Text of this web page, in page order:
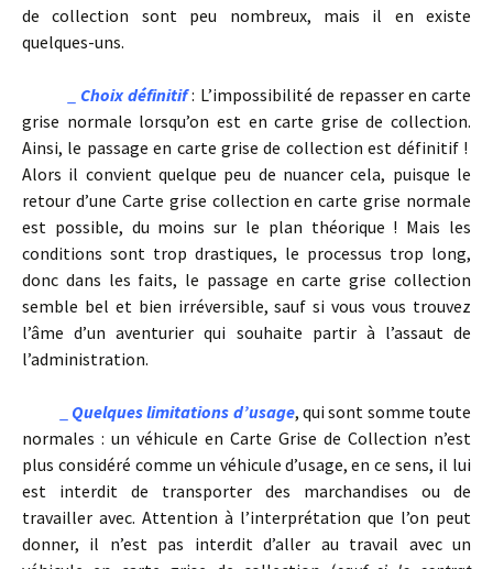
de collection sont peu nombreux, mais il en existe
quelques-uns.
Choix définitif : L’impossibilité de repasser en carte
grise normale lorsqu’on est en carte grise de collection.
Ainsi, le passage en carte grise de collection est définitif !
Alors il convient quelque peu de nuancer cela, puisque le
retour d’une Carte grise collection en carte grise normale
est possible, du moins sur le plan théorique ! Mais les
conditions sont trop drastiques, le processus trop long,
donc dans les faits, le passage en carte grise collection
semble bel et bien irréversible, sauf si vous vous trouvez
l’âme d’un aventurier qui souhaite partir à l’assaut de
l’administration.
Quelques limitations d’usage, qui sont somme toute
normales : un véhicule en Carte Grise de Collection n’est
plus considéré comme un véhicule d’usage, en ce sens, il lui
est interdit de transporter des marchandises ou de
travailler avec. Attention à l’interprétation que l’on peut
donner, il n’est pas interdit d’aller au travail avec un